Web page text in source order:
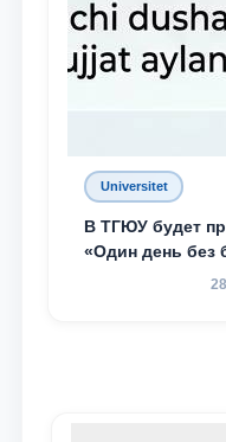
Universitet
В ТГЮУ будет
«Один день без